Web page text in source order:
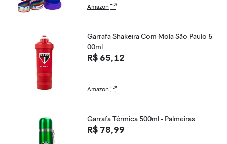
Amazon
Garrafa Shakeira Com Mola São Paulo 5
00ml
R$ 65,12
Amazon
Garrafa Térmica 500ml - Palmeiras
R$ 78,99